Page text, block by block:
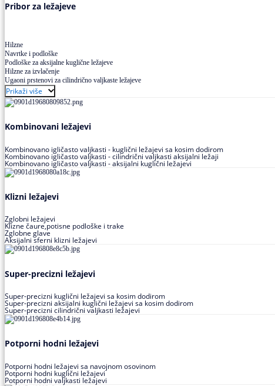
Pribor za ležajeve
Hilzne
Navrtke i podloške
Podloške za aksijalne kuglične ležajeve
Hilzne za izvlačenje
Ugaoni prstenovi za cilindrično valjkaste ležajeve
Prikaži više
Kombinovani ležajevi
Kombinovano igličasto valjkasti - kuglični ležajevi sa kosim dodirom
Kombinovano igličasto valjkasti - cilindrični valjkasti aksijalni ležaji
Kombinovano igličasto valjkasti - aksijalni kuglični ležajevi
Klizni ležajevi
Zglobni ležajevi
Klizne čaure,potisne podloške i trake
Zglobne glave
Aksijalni sferni klizni ležajevi
Super-precizni ležajevi
Super-precizni kuglični ležajevi sa kosim dodirom
Super-precizni aksijalni kuglični ležajevi sa kosim dodirom
Super-precizni cilindrični valjkasti ležajevi
Potporni hodni ležajevi
Potporni hodni ležajevi sa navojnom osovinom
Potporni hodni kuglični ležajevi
Potporni hodni valjkasti ležajevi